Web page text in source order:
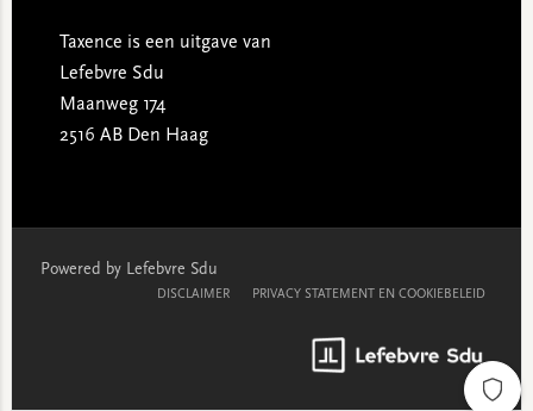
Taxence is een uitgave van
Lefebvre Sdu
Maanweg 174
2516 AB Den Haag
Powered by Lefebvre Sdu
DISCLAIMER PRIVACY STATEMENT EN COOKIEBELEID